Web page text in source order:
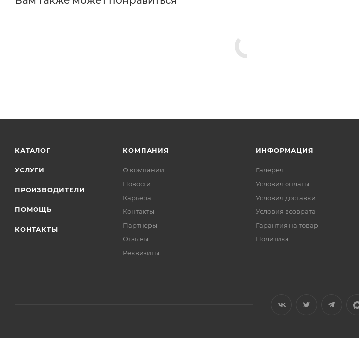
КАТАЛОГ
УСЛУГИ
ПРОИЗВОДИТЕЛИ
ПОМОЩЬ
КОНТАКТЫ
КОМПАНИЯ
О компании
Новости
Карьера
Контакты
Партнеры
Отзывы
Реквизиты
ИНФОРМАЦИЯ
Галерея
Условия оплаты
Условия доставки
Условия возврата
Гарантия на товар
Политика